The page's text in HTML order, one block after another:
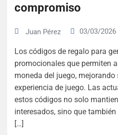
compromiso
Juan Pérez 03/03/2026
Los códigos de regalo para
promocionales que permiten
moneda del juego,
experiencia de juego. Las
estos códigos no solo
interesados, sino que
[…]